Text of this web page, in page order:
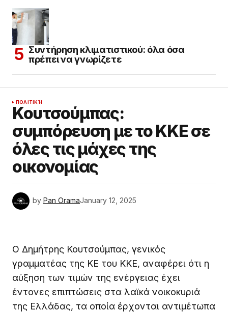
Συντήρηση κλιματιστικού: όλα όσα
πρέπει να γνωρίζετε
ΠΟΛΙΤΙΚΉ
Κουτσούμπας:
συμπόρευση με το ΚΚΕ σε
όλες τις μάχες της
οικονομίας
by Pan OramaJanuary 12, 2025
Ο Δημήτρης Κουτσούμπας, γενικός
γραμματέας της ΚΕ του ΚΚΕ, αναφέρει ότι η
αύξηση των τιμών της ενέργειας έχει
έντονες επιπτώσεις στα λαϊκά νοικοκυριά
της Ελλάδας, τα οποία έρχονται αντιμέτωπα